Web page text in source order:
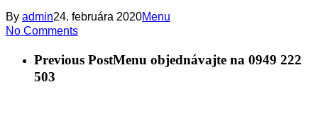
By admin24. februára 2020Menu
No Comments
Previous PostMenu objednávajte na 0949 222
503